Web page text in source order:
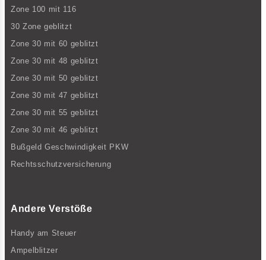
Zone 100 mit 116
30 Zone geblitzt
Zone 30 mit 60 geblitzt
Zone 30 mit 48 geblitzt
Zone 30 mit 50 geblitzt
Zone 30 mit 47 geblitzt
Zone 30 mit 55 geblitzt
Zone 30 mit 46 geblitzt
Bußgeld Geschwindigkeit PKW
Rechtsschutzversicherung
Andere Verstöße
Handy am Steuer
Ampelblitzer